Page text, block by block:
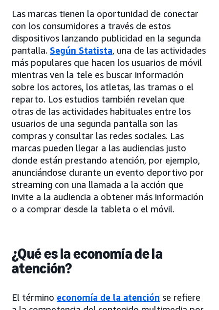
Las marcas tienen la oportunidad de conectar
con los consumidores a través de estos
dispositivos lanzando publicidad en la segunda
pantalla. Según Statista, una de las actividades
más populares que hacen los usuarios de móvil
mientras ven la tele es buscar información
sobre los actores, los atletas, las tramas o el
reparto. Los estudios también revelan que
otras de las actividades habituales entre los
usuarios de una segunda pantalla son las
compras y consultar las redes sociales. Las
marcas pueden llegar a las audiencias justo
donde están prestando atención, por ejemplo,
anunciándose durante un evento deportivo por
streaming con una llamada a la acción que
invite a la audiencia a obtener más información
o a comprar desde la tableta o el móvil.
¿Qué es la economía de la
atención?
El término economía de la atención se refiere